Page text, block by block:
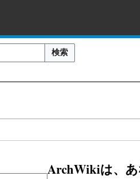
検索
ArchWikiは、あ